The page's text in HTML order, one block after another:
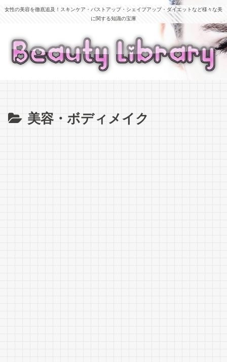
女性の美容を徹底追及！スキンケア・バストアップ・シェイプアップ・ダイエットなど様々な美
に関する知識の宝庫
美容・ボディメイク